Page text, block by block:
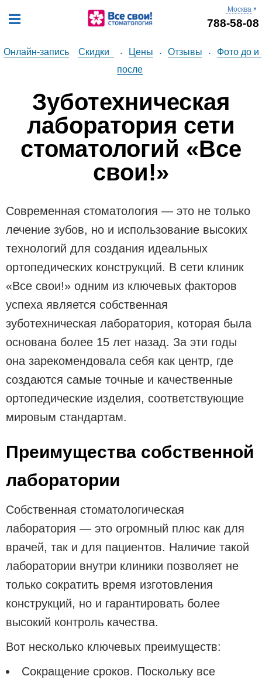
▼
Москва
788-58-08
Онлайн-запись Скидки • Цены • Отзывы •
Фото до и
после
Зуботехническая
лаборатория сети
стоматологий «Все
свои!»
Современная стоматология — это не только
лечение зубов, но и использование высоких
технологий для создания идеальных
ортопедических конструкций. В сети клиник
«Все свои!» одним из ключевых факторов
успеха является собственная
зуботехническая лаборатория, которая была
основана более 15 лет назад. За эти годы
она зарекомендовала себя как центр, где
создаются самые точные и качественные
ортопедические изделия, соответствующие
мировым стандартам.
Преимущества собственной
лаборатории
Собственная стоматологическая
лаборатория — это огромный плюс как для
врачей, так и для пациентов. Наличие такой
лаборатории внутри клиники позволяет не
только сократить время изготовления
конструкций, но и гарантировать более
высокий контроль качества.
Вот несколько ключевых преимуществ:
Сокращение сроков. Поскольку все